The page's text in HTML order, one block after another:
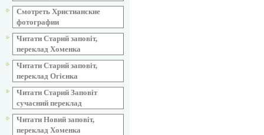
Смотреть Христианские
фотографии
Читати Старий заповіт,
переклад Хоменка
Читати Старий заповіт,
переклад Огієнка
Читати Старий Заповіт
сучасний переклад
Читати Новий заповіт,
переклад Хоменка